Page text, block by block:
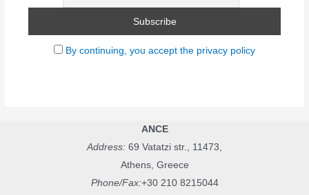
By continuing, you accept the privacy policy
ANCE
Address: 69 Vatatzi str., 11473,
Athens, Greece
Phone/Fax:+30 210 8215044